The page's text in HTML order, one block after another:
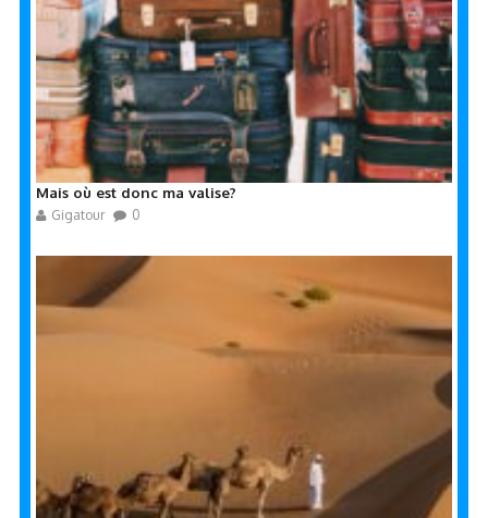
Mais où est donc ma valise?
Gigatour 0